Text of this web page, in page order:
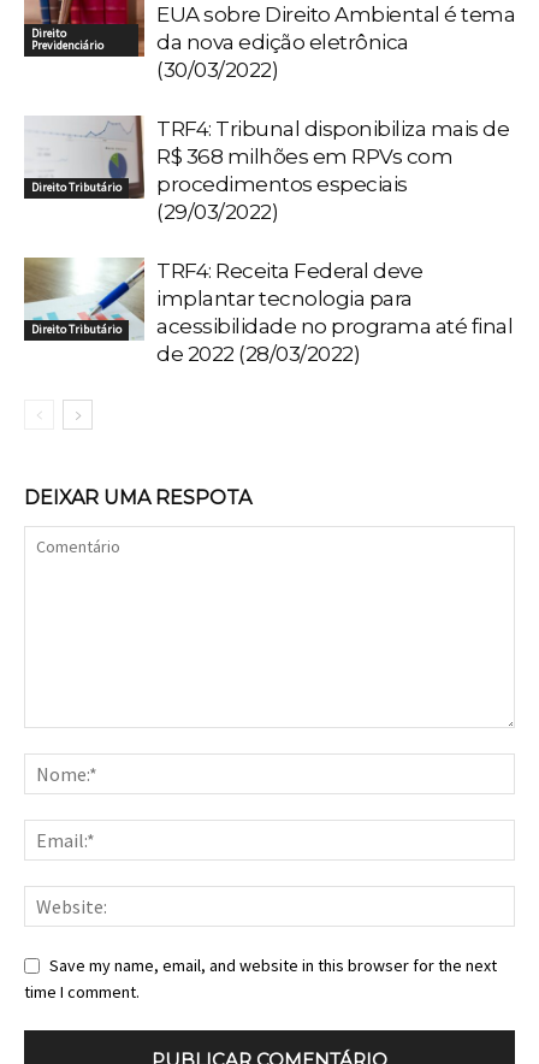
Direito
Previdenciário
EUA sobre Direito Ambiental é tema
da nova edição eletrônica
(30/03/2022)
Direito Tributário
TRF4: Tribunal disponibiliza mais de
R$ 368 milhões em RPVs com
procedimentos especiais
(29/03/2022)
Direito Tributário
TRF4: Receita Federal deve
implantar tecnologia para
acessibilidade no programa até final
de 2022 (28/03/2022)
DEIXAR UMA RESPOTA
Save my name, email, and website in this browser for the next
time I comment.